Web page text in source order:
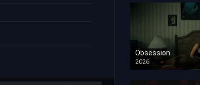
Obsession
2026
HD 1080p